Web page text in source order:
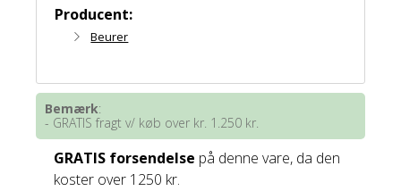
Producent:
Beurer
Bemærk:
- GRATIS fragt v/ køb over kr. 1.250 kr.
GRATIS forsendelse på denne vare, da den
koster over 1250 kr.